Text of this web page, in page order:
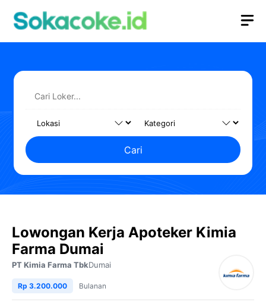
Cari
Lowongan Kerja Apoteker Kimia
Farma Dumai
PT Kimia Farma TbkDumai
Rp 3.200.000 Bulanan